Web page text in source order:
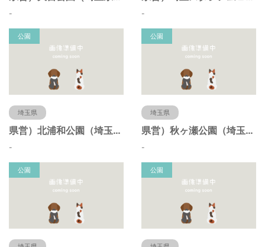
- -
公園
埼玉県
県営）北浦和公園（埼玉県さいたま市）
-
公園
埼玉県
県営）秋ヶ瀬公園（埼玉県さいたま市）
-
公園 公園